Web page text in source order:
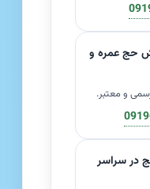
حج عمره و
و معتبر.
در سراسر